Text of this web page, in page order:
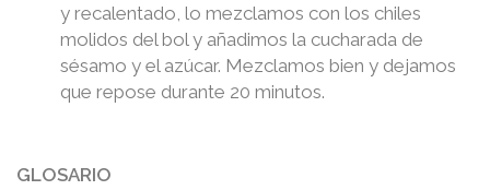
y recalentado, lo mezclamos con los chiles
molidos del bol y añadimos la cucharada de
sésamo y el azúcar. Mezclamos bien y dejamos
que repose durante 20 minutos.
GLOSARIO